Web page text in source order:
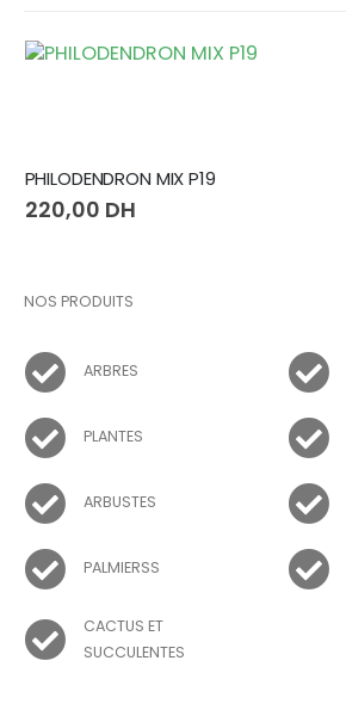
SANSEVIERIA Laurentii
140,00 DH
NOS PRODUITS
ARBRES
PLANTES
ARBUSTES
PALMIERSS
CACTUS ET
SUCCULENTES